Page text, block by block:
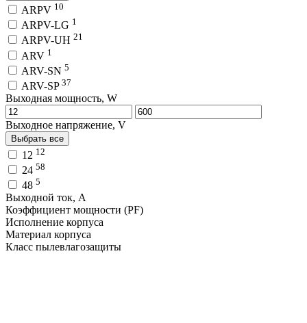
ARPV 10
ARPV-LG 1
ARPV-UH 21
ARV 1
ARV-SN 5
ARV-SP 37
Выходная мощность, W
Выходное напряжение, V
Выбрать все
12 12
24 58
48 5
Выходной ток, A
Коэффициент мощности (PF)
Исполнение корпуса
Материал корпуса
Класс пылевлагозащиты